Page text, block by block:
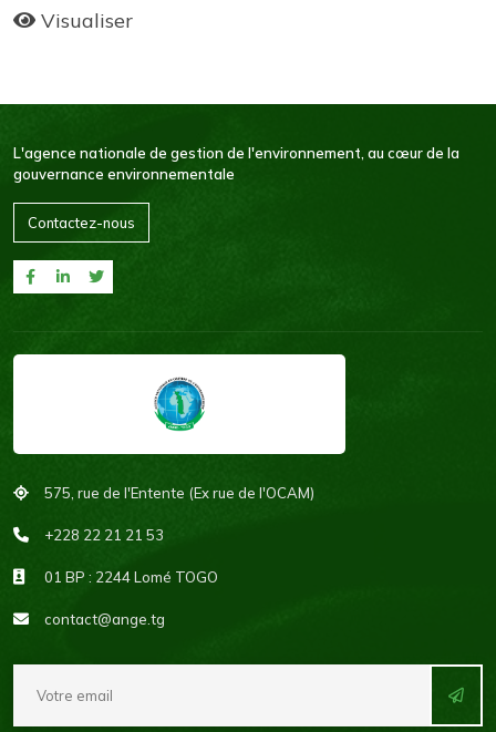
Visualiser
L'agence nationale de gestion de l'environnement, au cœur de la
gouvernance environnementale
Contactez-nous
575, rue de l'Entente (Ex rue de l'OCAM)
+228 22 21 21 53
01 BP : 2244 Lomé TOGO
contact@ange.tg